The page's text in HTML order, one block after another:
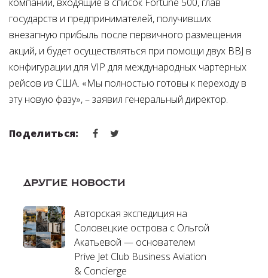
государств и предпринимателей, получивших
внезапную прибыль после первичного размещения
акций, и будет осуществляться при помощи двух BBJ в
конфигурации для VIP для международных чартерных
рейсов из США. «Мы полностью готовы к переходу в
эту новую фазу», – заявил генеральный директор.
Поделиться:
ДРУГИЕ НОВОСТИ
Авторская экспедиция на
Соловецкие острова с Ольгой
Акатьевой — основателем
Prive Jet Club Business Aviation
& Concierge